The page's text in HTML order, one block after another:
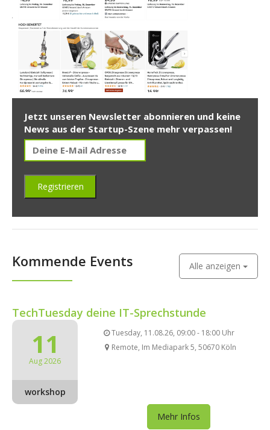
Jetzt unseren Newsletter abonnieren und keine
News aus der Startup-Szene mehr verpassen!
Kommende Events Alle anzeigen
TechTuesday deine IT-Sprechstunde
11
Aug 2026
workshop
Tuesday, 11.08.26, 09:00 - 18:00 Uhr
Remote, Im Mediapark 5, 50670 Köln
Mehr Infos